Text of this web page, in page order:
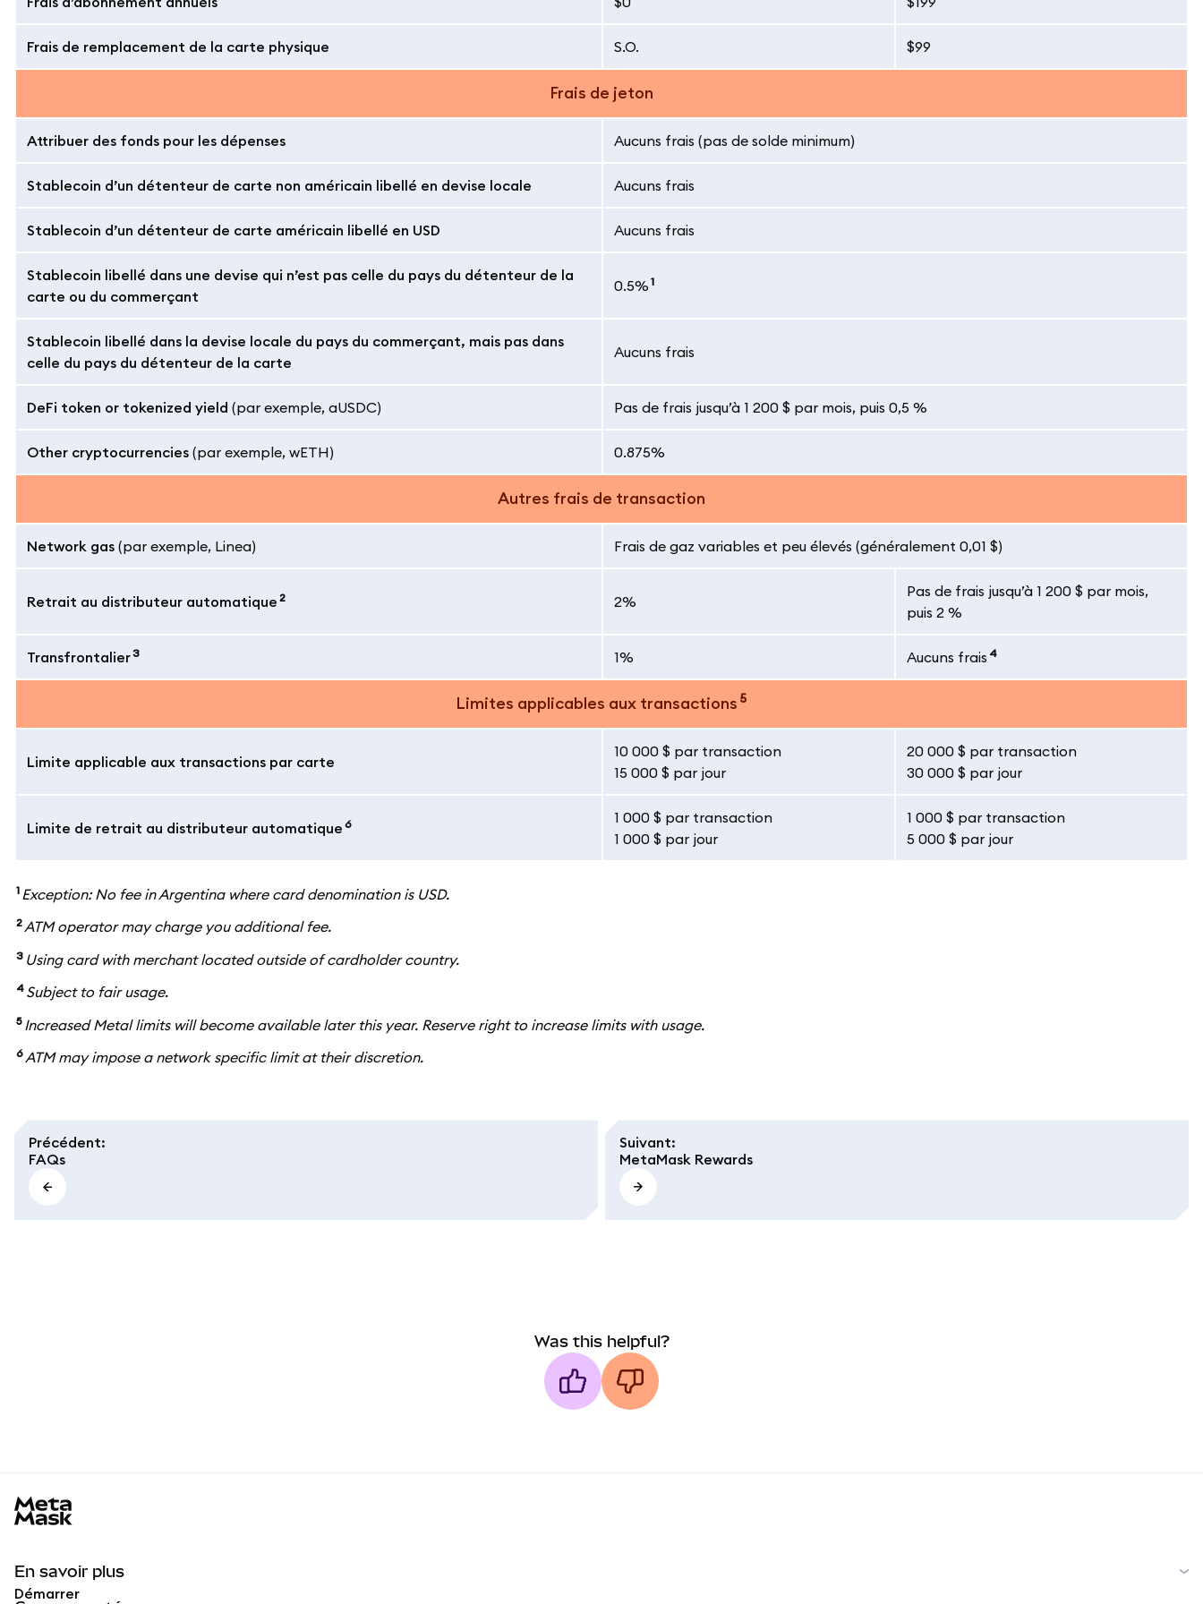
Frais de remplacement de la carte physique S.O. $99
Frais de jeton
Attribuer des fonds pour les dépenses Aucuns frais (pas de solde minimum)
Stablecoin d’un détenteur de carte non américain libellé en devise locale Aucuns frais
Stablecoin d’un détenteur de carte américain libellé en USD Aucuns frais
Stablecoin libellé dans une devise qui n’est pas celle du pays du détenteur de la
carte ou du commerçant
0.5% 1
Stablecoin libellé dans la devise locale du pays du commerçant, mais pas dans
celle du pays du détenteur de la carte
Aucuns frais
DeFi token or tokenized yield (par exemple, aUSDC) Pas de frais jusqu’à 1 200 $ par mois, puis 0,5 %
Other cryptocurrencies (par exemple, wETH) 0.875%
Autres frais de transaction
Network gas (par exemple, Linea) Frais de gaz variables et peu élevés (généralement 0,01 $)
Retrait au distributeur automatique 2 2%
Pas de frais jusqu’à 1 200 $ par mois,
puis 2 %
Transfrontalier3 1% Aucuns frais 4
Limites applicables aux transactions 5
Limite applicable aux transactions par carte
10 000 $ par transaction
15 000 $ par jour
20 000 $ par transaction
30 000 $ par jour
Limite de retrait au distributeur automatique 6
1 000 $ par transaction
1 000 $ par jour
1 000 $ par transaction
5 000 $ par jour
1 Exception: No fee in Argentina where card denomination is USD.
2ATM operator may charge you additional fee.
3 Using card with merchant located outside of cardholder country.
4 Subject to fair usage.
5 Increased Metal limits will become available later this year. Reserve right to increase limits with usage.
6ATM may impose a network specific limit at their discretion.
Précédent:
FAQs
Suivant:
MetaMask Rewards
Was this helpful?
En savoir plus
Démarrer